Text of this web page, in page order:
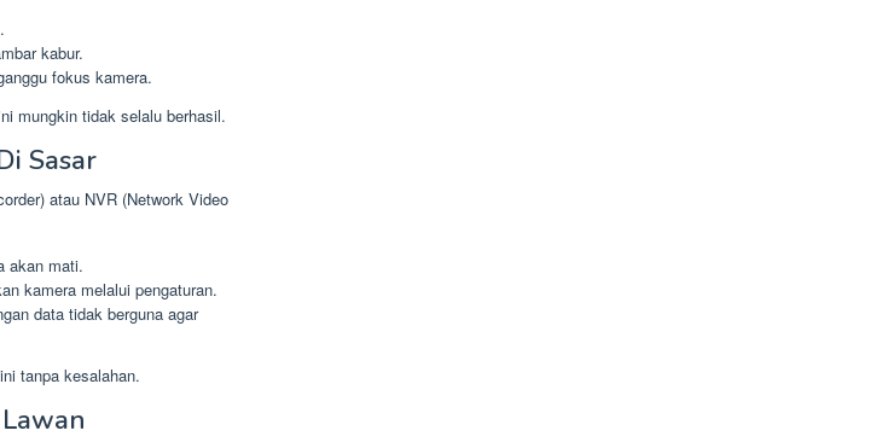
kabur.
fokus kamera.
mungkin tidak selalu berhasil.
Sasar
atau NVR (Network Video
akan mati.
kamera melalui pengaturan.
data tidak berguna agar
tanpa kesalahan.